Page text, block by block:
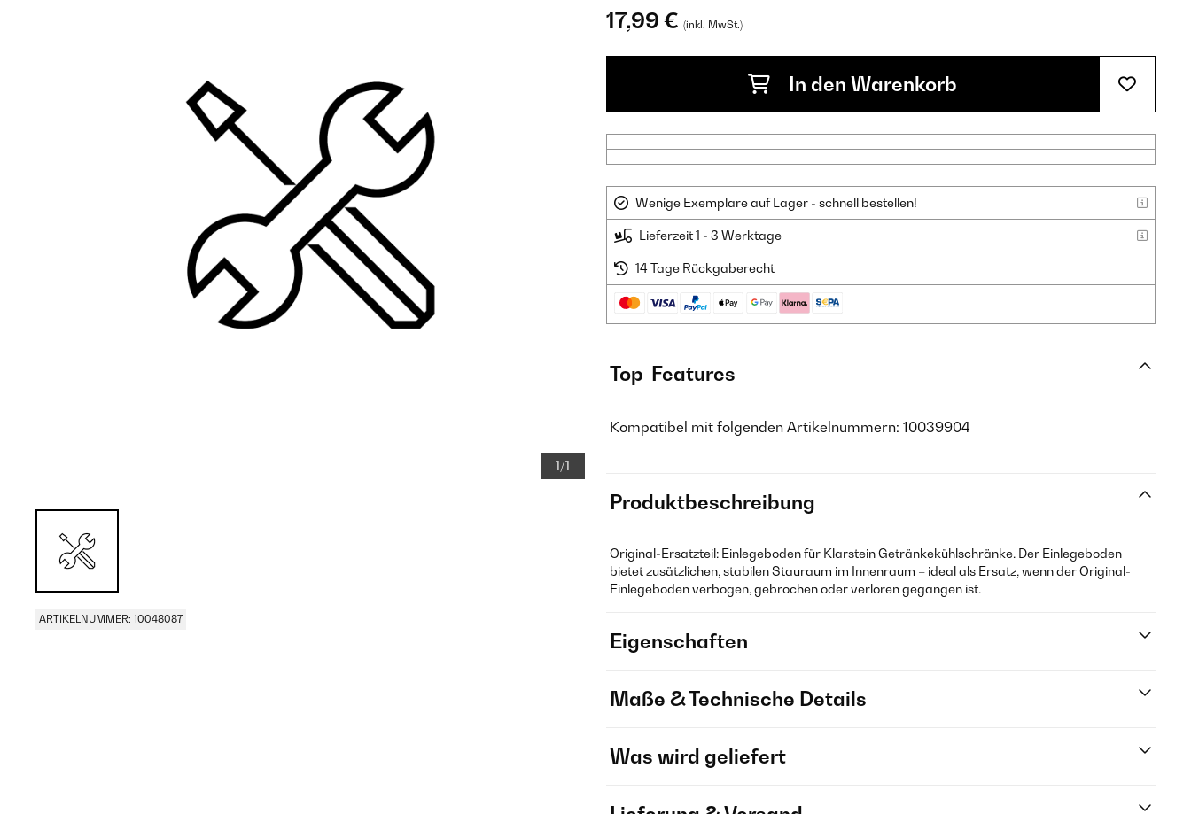
1/1
ARTIKELNUMMER: 10048087
17,99 € (inkl. MwSt.)
In den Warenkorb
Wenige Exemplare auf Lager - schnell bestellen!
Lieferzeit 1 - 3 Werktage
14 Tage Rückgaberecht
Top-Features
Kompatibel mit folgenden Artikelnummern: 10039904
Produktbeschreibung
Original-Ersatzteil: Einlegeboden für Klarstein Getränkekühlschränke. Der Einlegeboden
bietet zusätzlichen, stabilen Stauraum im Innenraum – ideal als Ersatz, wenn der Original-
Einlegeboden verbogen, gebrochen oder verloren gegangen ist.
Eigenschaften
Maße & Technische Details
Was wird geliefert